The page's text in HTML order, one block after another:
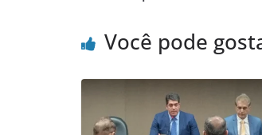
Você pode